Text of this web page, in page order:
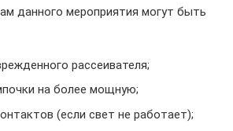
данного мероприятия могут быть
рассеивателя;
на более мощную;
(если свет не работает);